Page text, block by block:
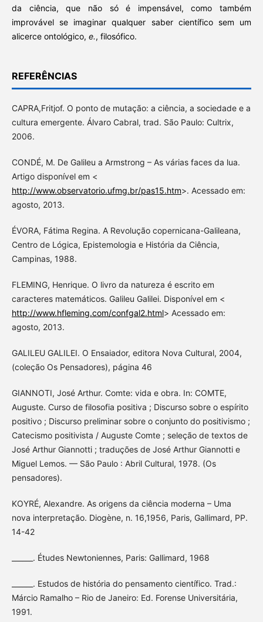
da ciência, que não só é impensável, como também
improvável se imaginar qualquer saber científico sem um
alicerce ontológico, e., filosófico.
REFERÊNCIAS
CAPRA,Fritjof. O ponto de mutação: a ciência, a sociedade e a
cultura emergente. Álvaro Cabral, trad. São Paulo: Cultrix,
2006.
CONDÉ, M. De Galileu a Armstrong – As várias faces da lua.
Artigo disponível em <
http://www.observatorio.ufmg.br/pas15.htm>. Acessado em:
agosto, 2013.
ÉVORA, Fátima Regina. A Revolução copernicana-Galileana,
Centro de Lógica, Epistemologia e História da Ciência,
Campinas, 1988.
FLEMING, Henrique. O livro da natureza é escrito em
caracteres matemáticos. Galileu Galilei. Disponível em <
http://www.hfleming.com/confgal2.html> Acessado em:
agosto, 2013.
GALILEU GALILEI. O Ensaiador, editora Nova Cultural, 2004,
(coleção Os Pensadores), página 46
GIANNOTI, José Arthur. Comte: vida e obra. In: COMTE,
Auguste. Curso de filosofia positiva ; Discurso sobre o espírito
positivo ; Discurso preliminar sobre o conjunto do positivismo ;
Catecismo positivista / Auguste Comte ; seleção de textos de
José Arthur Giannotti ; traduções de José Arthur Giannotti e
Miguel Lemos. — São Paulo : Abril Cultural, 1978. (Os
pensadores).
KOYRÉ, Alexandre. As origens da ciência moderna – Uma
nova interpretação. Diogène, n. 16,1956, Paris, Gallimard, PP.
14-42
______. Études Newtoniennes, Paris: Gallimard, 1968
______. Estudos de história do pensamento científico. Trad.:
Márcio Ramalho – Rio de Janeiro: Ed. Forense Universitária,
1991.